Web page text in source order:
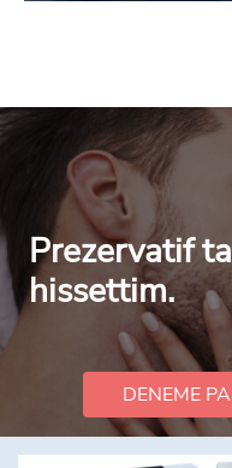
Prezervatif
hissettim.
DENEME